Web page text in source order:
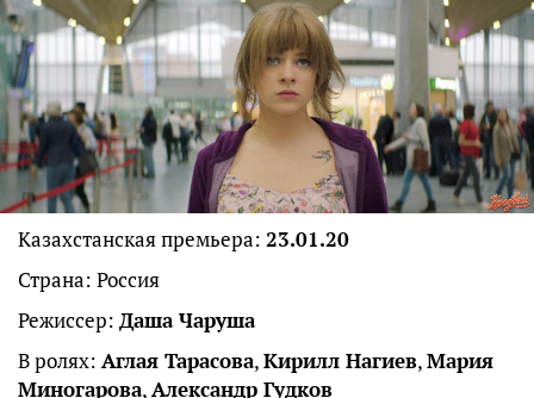
Казахстанская премьера: 23.01.20
Страна: Россия
Режиссер: Даша Чаруша
В ролях: Аглая Тарасова,Кирилл Нагиев,Мария
Миногарова,Александр Гудков